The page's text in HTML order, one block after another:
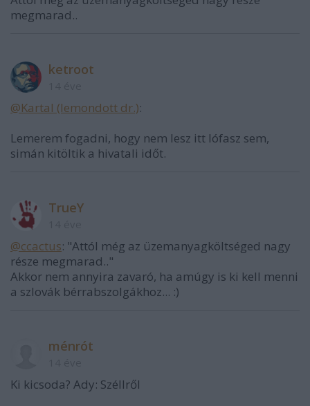
megmarad..
ketroot
@Kartal (lemondott dr.):
Lemerem fogadni, hogy nem lesz itt lófasz sem,
simán kitöltik a hivatali időt.
TrueY
@ccactus: "Attól még az üzemanyagköltséged nagy
része megmarad.."
Akkor nem annyira zavaró, ha amúgy is ki kell menni
a szlovák bérrabszolgákhoz... :)
ménrót
Ki kicsoda? Ady: Széllről